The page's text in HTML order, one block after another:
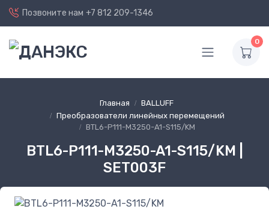
Позвоните нам +7 812 209-1346
0
Главная
BALLUFF
Преобразователи линейных перемещений
BTL6-P111-M3250-A1-S115/KM
BTL6-P111-M3250-A1-S115/KM |
SET003F